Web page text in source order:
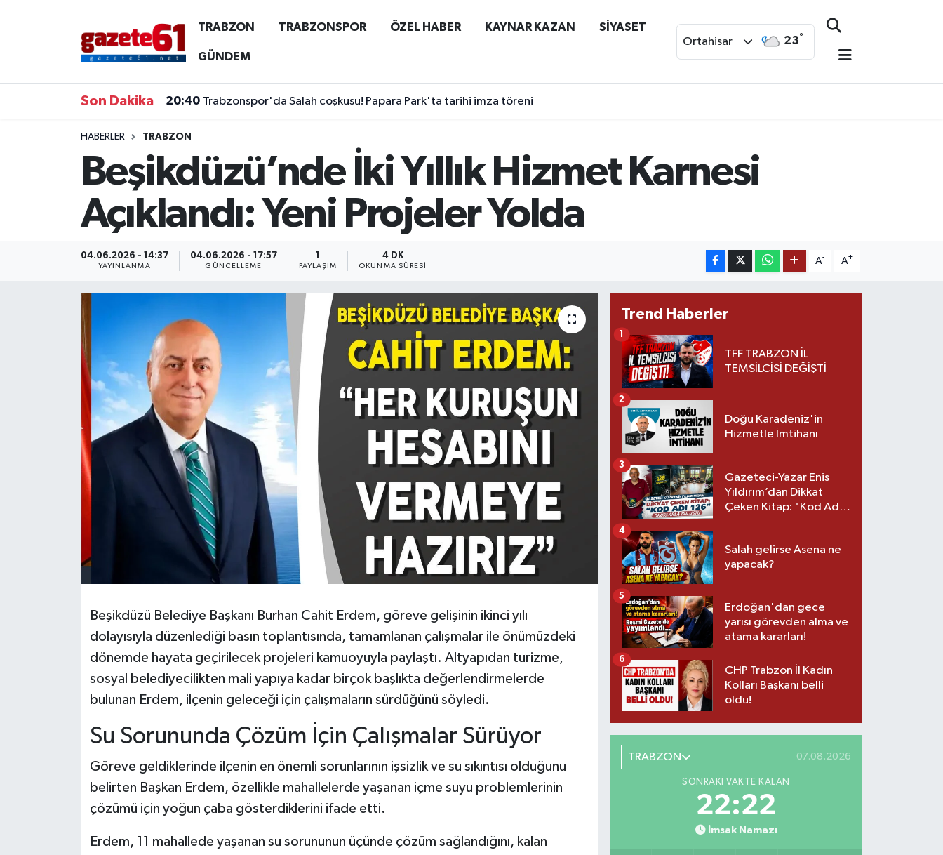
TRABZON TRABZONSPOR ÖZEL HABER KAYNAR KAZAN SİYASET
GÜNDEM
Ortahisar 23°
Son Dakika 20:40 Trabzonspor'da Salah coşkusu! Papara Park'ta tarihi imza töreni
HABERLER TRABZON
Beşikdüzü’nde İki Yıllık Hizmet Karnesi
Açıklandı: Yeni Projeler Yolda
04.06.2026 - 14:37
YAYINLANMA
04.06.2026 - 17:57
GÜNCELLEME PAYLAŞIM
4 DK
OKUNMA SÜRESI
A- A+
Beşikdüzü Belediye Başkanı Burhan Cahit Erdem, göreve gelişinin ikinci yılı
dolayısıyla düzenlediği basın toplantısında, tamamlanan çalışmalar ile önümüzdeki
dönemde hayata geçirilecek projeleri kamuoyuyla paylaştı. Altyapıdan turizme,
sosyal belediyecilikten mali yapıya kadar birçok başlıkta değerlendirmelerde
bulunan Erdem, ilçenin geleceği için çalışmaların sürdüğünü söyledi.
Su Sorununda Çözüm İçin Çalışmalar Sürüyor
Göreve geldiklerinde ilçenin en önemli sorunlarının işsizlik ve su sıkıntısı olduğunu
belirten Başkan Erdem, özellikle mahallelerde yaşanan içme suyu problemlerinin
çözümü için yoğun çaba gösterdiklerini ifade etti.
Erdem, 11 mahallede yaşanan su sorununun üçünde çözüm sağlandığını, kalan
Trend Haberler
TFF TRABZON İL
TEMSİLCİSİ DEĞİŞTİ
1
Doğu Karadeniz'in
Hizmetle İmtihanı
2
Gazeteci-Yazar Enis
Yıldırım’dan Dikkat
Çeken Kitap: "Kod Adı
3
Salah gelirse Asena ne
yapacak?
4
Erdoğan'dan gece
yarısı görevden alma ve
atama kararları!
5
CHP Trabzon İl Kadın
Kolları Başkanı belli
oldu!
6
TRABZON 07.08.2026
SONRAKI VAKTE KALAN
22:21
İmsak Namazı
TRABZON
KAYNAR KAZAN
Trabzon Nöbetçi Eczaneler
Trabzon Trafik Yoğunluk Haritası
Süper Lig Puan Durumu ve Fikstür
Tüm Manşetler
Son Dakika Haberleri